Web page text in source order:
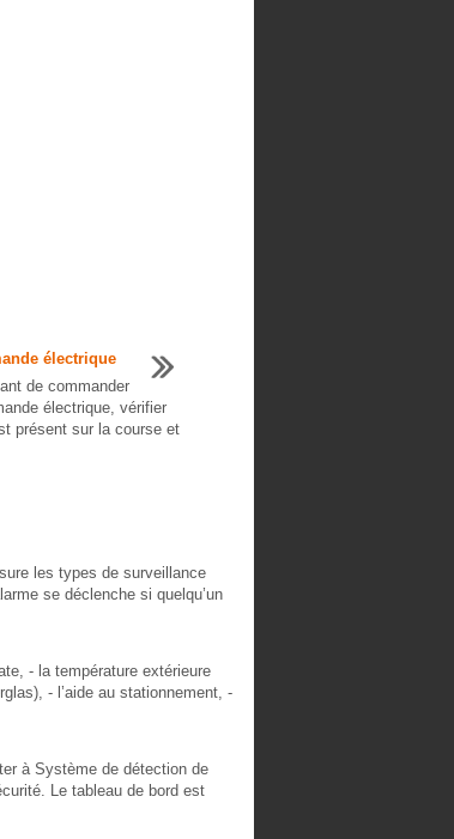
électrique
de commander
électrique, vérifier
présent sur la course et
les types de surveillance
se déclenche si quelqu’un
- la température extérieure
- l’aide au stationnement, -
à Système de détection de
Le tableau de bord est